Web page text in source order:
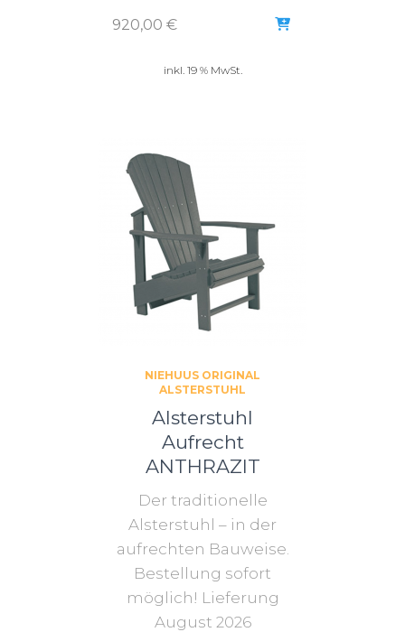
920,00 €
inkl. 19 % MwSt.
NIEHUUS ORIGINAL
ALSTERSTUHL
Alsterstuhl
Aufrecht
ANTHRAZIT
Der traditionelle
Alsterstuhl – in der
aufrechten Bauweise.
Bestellung sofort
möglich! Lieferung
August 2026